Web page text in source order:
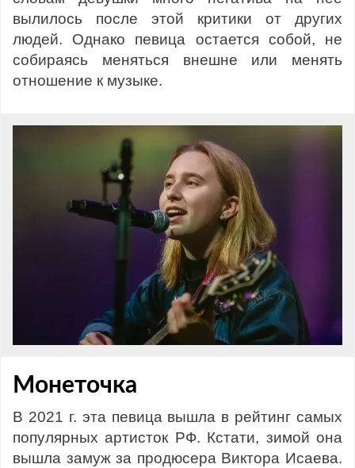
вылилось после этой критики от других
людей. Однако певица остается собой, не
собираясь меняться внешне или менять
отношение к музыке.
Монеточка
В 2021 г. эта певица вышла в рейтинг самых
популярных артисток РФ. Кстати, зимой она
вышла замуж за продюсера Виктора Исаева.